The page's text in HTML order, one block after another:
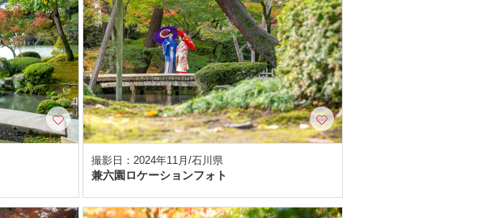
撮影日：2024年11月/石川県
兼六園ロケーションフォト